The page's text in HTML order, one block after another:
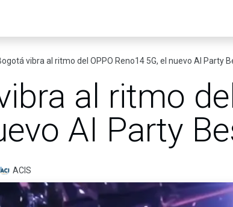
vibra al ritmo del OPPO Reno14 5G, el nuevo AI Party
al ritmo
AI Party
ACIS